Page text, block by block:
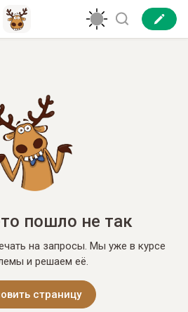
пошло не так
на запросы. Мы уже в курсе
и решаем её.
страницу